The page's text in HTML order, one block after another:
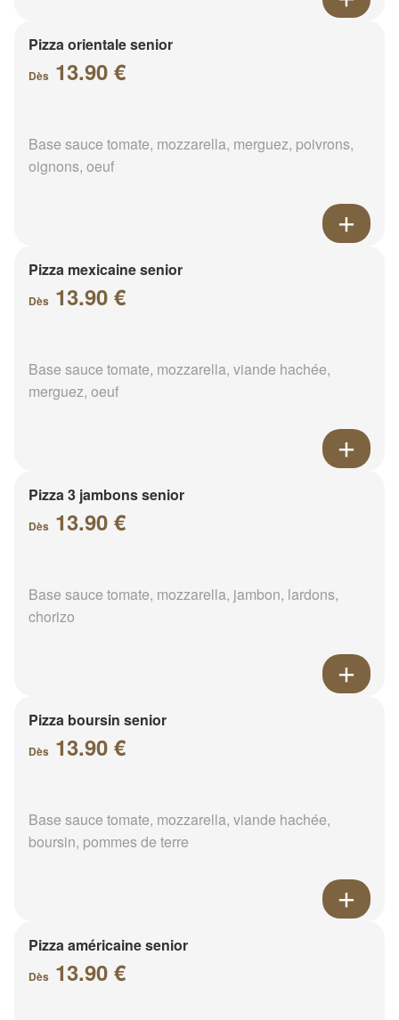
Pizza orientale senior
Dès 13.90 €
Base sauce tomate, mozzarella, merguez, poivrons,
oignons, oeuf
Pizza mexicaine senior
Dès 13.90 €
Base sauce tomate, mozzarella, viande hachée,
merguez, oeuf
Pizza 3 jambons senior
Dès 13.90 €
Base sauce tomate, mozzarella, jambon, lardons,
chorizo
Pizza boursin senior
Dès 13.90 €
Base sauce tomate, mozzarella, viande hachée,
boursin, pommes de terre
Pizza américaine senior
Dès 13.90 €